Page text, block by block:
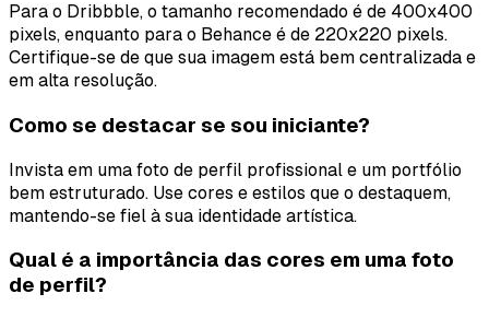
Para o Dribbble, o tamanho recomendado é de 400x400
pixels, enquanto para o Behance é de 220x220 pixels.
Certifique-se de que sua imagem está bem centralizada e
em alta resolução.
Como se destacar se sou iniciante?
Invista em uma foto de perfil profissional e um portfólio
bem estruturado. Use cores e estilos que o destaquem,
mantendo-se fiel à sua identidade artística.
Qual é a importância das cores em uma foto
de perfil?